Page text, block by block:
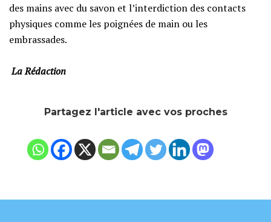
des mains avec du savon et l’interdiction des contacts
physiques comme les poignées de main ou les
embrassades.
‎La Rédaction
Partagez l'article avec vos proches